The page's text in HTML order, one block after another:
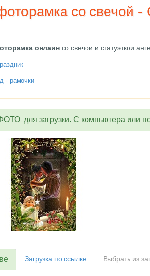
со свечой -
онлайн со свечой и статуэткой
- рамочки
для загрузки. С компьютера или
Загрузка по ссылке Выбрать из